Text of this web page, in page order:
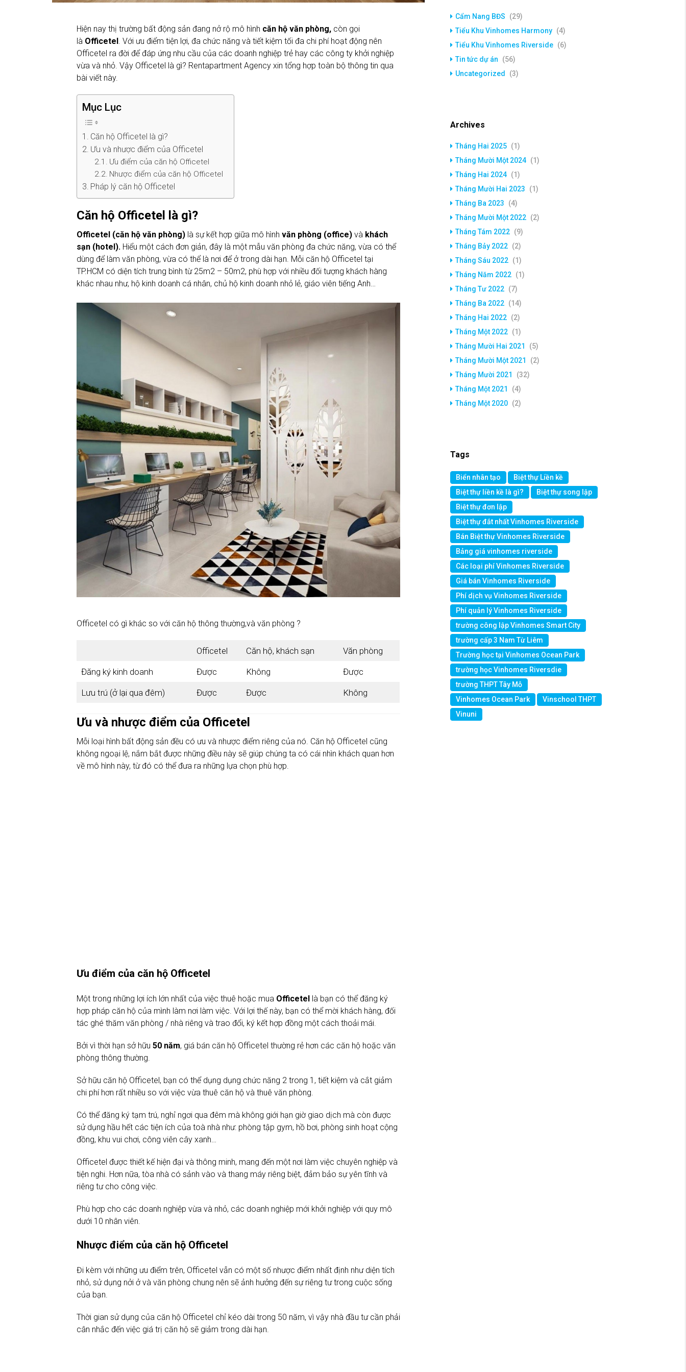
Hiện nay thị trường bất động sản đang nở rộ mô hình căn hộ văn phòng, còn gọi
là Officetel . Với ưu điểm tiện lợi, đa chức năng và tiết kiệm tối đa chi phí hoạt động nên
Officetel ra đời để đáp ứng nhu cầu của các doanh nghiệp trẻ hay các công ty khởi nghiệp
vừa và nhỏ. Vậy Officetel là gì? Rentapartment Agency xin tổng hợp toàn bộ thông tin qua
bài viết này.
Mục Lục
Căn hộ Officetel là gì?
Ưu và nhược điểm của Officetel
Ưu điểm của căn hộ Officetel
Nhược điểm của căn hộ Officetel
Pháp lý căn hộ Officetel
Căn hộ Officetel là gì?
Officetel (căn hộ văn phòng) là sự kết hợp giữa mô hình văn phòng (office) và khách
sạn (hotel). Hiểu một cách đơn giản, đây là một mẫu văn phòng đa chức năng, vừa có thể
dùng để làm văn phòng, vừa có thể là nơi để ở trong dài hạn. Mỗi căn hộ Officetel tại
TP.HCM có diện tích trung bình từ 25m2 – 50m2, phù hợp với nhiều đối tượng khách hàng
khác nhau như, hộ kinh doanh cá nhân, chủ hộ kinh doanh nhỏ lẻ, giáo viên tiếng Anh…
Officetel có gì khác so với căn hộ thông thường,và văn phòng ?
Officetel Căn hộ, khách sạn Văn phòng
Đăng ký kinh doanh Được Không Được
Lưu trú (ở lại qua đêm) Được Được Không
Ưu và nhược điểm của Officetel
Mỗi loại hình bất động sản đều có ưu và nhược điểm riêng của nó. Căn hộ Officetel cũng
không ngoại lệ, nắm bắt được những điều này sẽ giúp chúng ta có cái nhìn khách quan hơn
về mô hình này, từ đó có thể đưa ra những lựa chọn phù hợp.
Ưu điểm của căn hộ Officetel
Một trong những lợi ích lớn nhất của việc thuê hoặc mua Officetel là bạn có thể đăng ký
hợp pháp căn hộ của mình làm nơi làm việc. Với lợi thế này, bạn có thể mời khách hàng, đối
tác ghé thăm văn phòng / nhà riêng và trao đổi, ký kết hợp đồng một cách thoải mái.
Bởi vì thời hạn sở hữu 50 năm, giá bán căn hộ Officetel thường rẻ hơn các căn hộ hoặc văn
phòng thông thường.
Sở hữu căn hộ Officetel, bạn có thể dụng dụng chức năng 2 trong 1, tiết kiệm và cắt giảm
chi phí hơn rất nhiều so với việc vừa thuê căn hộ và thuê văn phòng.
Có thể đăng ký tạm trú, nghỉ ngơi qua đêm mà không giới hạn giờ giao dịch mà còn được
sử dụng hầu hết các tiện ích của toà nhà như: phòng tập gym, hồ bơi, phòng sinh hoạt cộng
đồng, khu vui chơi, công viên cây xanh…
Officetel được thiết kế hiện đại và thông minh, mang đến một nơi làm việc chuyên nghiệp và
tiện nghi. Hơn nữa, tòa nhà có sảnh vào và thang máy riêng biệt, đảm bảo sự yên tĩnh và
riêng tư cho công việc.
Phù hợp cho các doanh nghiệp vừa và nhỏ, các doanh nghiệp mới khởi nghiệp với quy mô
dưới 10 nhân viên.
Nhược điểm của căn hộ Officetel
Đi kèm với những ưu điểm trên, Officetel vẫn có một số nhược điểm nhất định như diện tích
nhỏ, sử dụng nởi ở và văn phòng chung nên sẽ ảnh hưởng đến sự riêng tư trong cuộc sống
của bạn.
Thời gian sử dụng của căn hộ Officetel chỉ kéo dài trong 50 năm, vì vậy nhà đầu tư cần phải
cân nhắc đến việc giá trị căn hộ sẽ giảm trong dài hạn.
Cẩm Nang BĐS
(29)
Tiểu Khu Vinhomes Harmony (4)
Tiểu Khu Vinhomes Riverside (6)
Tin tức dự án
(56)
Uncategorized
(3)
Archives
Tháng Hai 2025 (1)
Tháng Mười Một 2024 (1)
Tháng Hai 2024 (1)
Tháng Mười Hai 2023
(1)
Tháng Ba 2023
(4)
Tháng Mười Một 2022 (2)
Tháng Tám 2022 (9)
Tháng Bảy 2022 (2)
Tháng Sáu 2022 (1)
Tháng Năm 2022 (1)
Tháng Tư 2022 (7)
Tháng Ba 2022 (14)
Tháng Hai 2022 (2)
Tháng Một 2022 (1)
Tháng Mười Hai 2021
(5)
Tháng Mười Một 2021
(2)
Tháng Mười 2021
(32)
Tháng Một 2021
(4)
Tháng Một 2020 (2)
Tags
Biển nhân tạo
Biệt thự Liền kề
Biệt thự liền kề là gì?
Biệt thự song lập
Biệt thự đơn lập
Biệt thự đắt nhất Vinhomes Riverside
Bán Biệt thự Vinhomes Riverside
Bảng giá vinhomes riverside
Các loại phí Vinhomes Riverside
Giá bán Vinhomes Riverside
Phí dịch vụ Vinhomes Riverside
Phí quản lý Vinhomes Riverside
trường công lập Vinhomes Smart City
trường cấp 3 Nam Từ Liêm
Trường học tại Vinhomes Ocean Park
trường học Vinhomes Riversdie
trường THPT Tây Mỗ
Vinhomes Ocean Park
Vinschool THPT
Vinuni